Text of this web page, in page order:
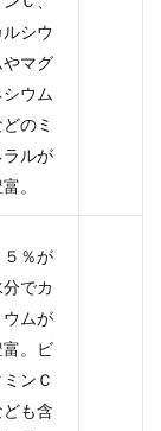
ルシウ
やマグ
シウム
どのミ
ラルが
。
５％が
分でカ
ウムが
富。ビ
ミンＣ
ども含